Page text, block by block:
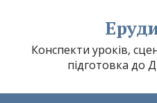
Конспекти уроків,
підготовка до